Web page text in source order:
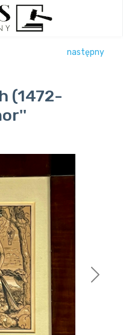
następny
(1472-
Next